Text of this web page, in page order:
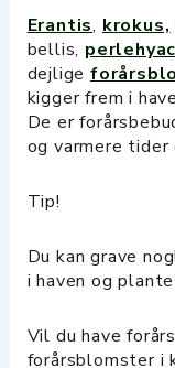
Erantis, krokus,
bellis,
dejlige
kigger frem i
De er
og varmere tider
Tip!
Du kan grave
i haven og
Vil du have
forårsblomster i